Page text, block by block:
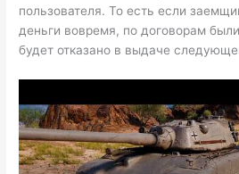
пользователя. То есть если
деньги вовремя, по договорам
будет отказано в выдаче